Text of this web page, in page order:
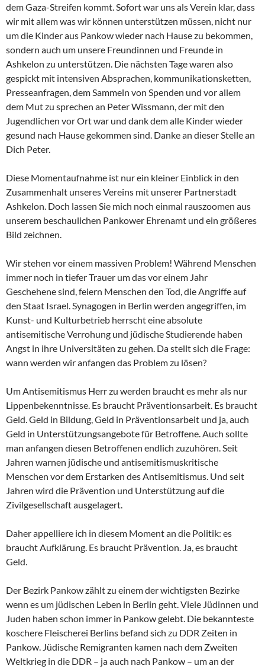
dem Gaza-Streifen kommt. Sofort war uns als Verein klar, dass
wir mit allem was wir können unterstützen müssen, nicht nur
um die Kinder aus Pankow wieder nach Hause zu bekommen,
sondern auch um unsere Freundinnen und Freunde in
Ashkelon zu unterstützen. Die nächsten Tage waren also
gespickt mit intensiven Absprachen, kommunikationsketten,
Presseanfragen, dem Sammeln von Spenden und vor allem
dem Mut zu sprechen an Peter Wissmann, der mit den
Jugendlichen vor Ort war und dank dem alle Kinder wieder
gesund nach Hause gekommen sind. Danke an dieser Stelle an
Dich Peter.
Diese Momentaufnahme ist nur ein kleiner Einblick in den
Zusammenhalt unseres Vereins mit unserer Partnerstadt
Ashkelon. Doch lassen Sie mich noch einmal rauszoomen aus
unserem beschaulichen Pankower Ehrenamt und ein größeres
Bild zeichnen.
Wir stehen vor einem massiven Problem! Während Menschen
immer noch in tiefer Trauer um das vor einem Jahr
Geschehene sind, feiern Menschen den Tod, die Angriffe auf
den Staat Israel. Synagogen in Berlin werden angegriffen, im
Kunst- und Kulturbetrieb herrscht eine absolute
antisemitische Verrohung und jüdische Studierende haben
Angst in ihre Universitäten zu gehen. Da stellt sich die Frage:
wann werden wir anfangen das Problem zu lösen?
Um Antisemitismus Herr zu werden braucht es mehr als nur
Lippenbekenntnisse. Es braucht Präventionsarbeit. Es braucht
Geld. Geld in Bildung, Geld in Präventionsarbeit und ja, auch
Geld in Unterstützungsangebote für Betroffene. Auch sollte
man anfangen diesen Betroffenen endlich zuzuhören. Seit
Jahren warnen jüdische und antisemitismuskritische
Menschen vor dem Erstarken des Antisemitismus. Und seit
Jahren wird die Prävention und Unterstützung auf die
Zivilgesellschaft ausgelagert.
Daher appelliere ich in diesem Moment an die Politik: es
braucht Aufklärung. Es braucht Prävention. Ja, es braucht
Geld.
Der Bezirk Pankow zählt zu einem der wichtigsten Bezirke
wenn es um jüdischen Leben in Berlin geht. Viele Jüdinnen und
Juden haben schon immer in Pankow gelebt. Die bekannteste
koschere Fleischerei Berlins befand sich zu DDR Zeiten in
Pankow. Jüdische Remigranten kamen nach dem Zweiten
Weltkrieg in die DDR – ja auch nach Pankow – um an der